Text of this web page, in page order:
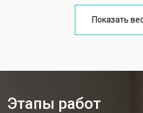
Показать
Этапы работ